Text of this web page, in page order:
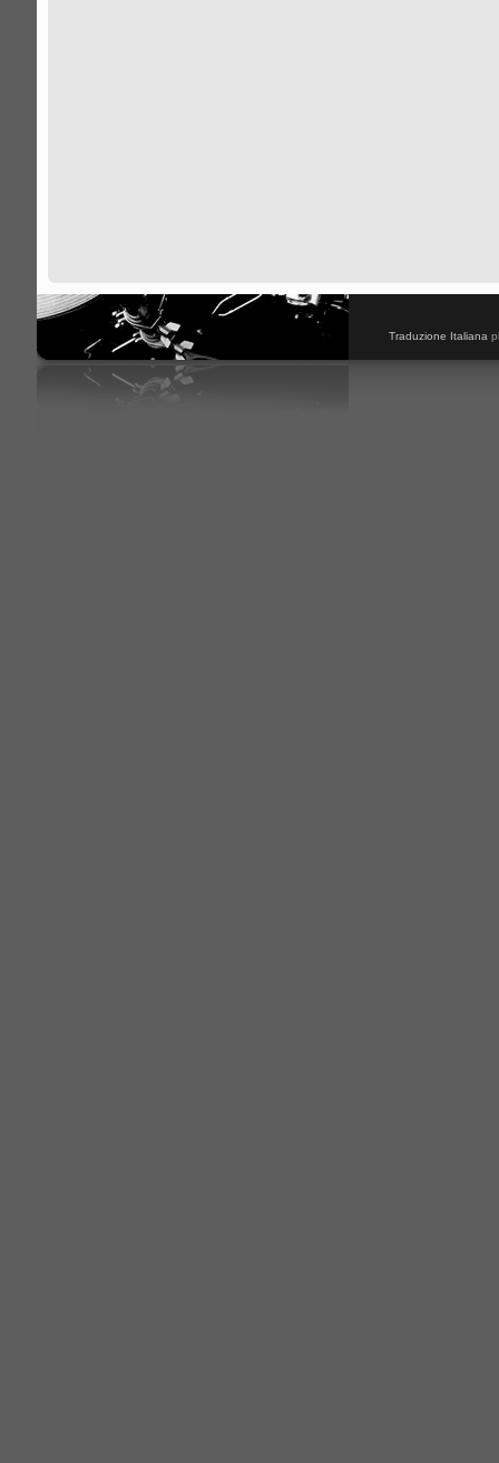
Traduzione Italiana